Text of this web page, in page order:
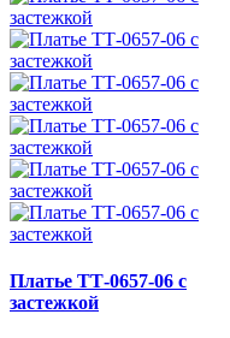
Платье ТТ-0657-06 с
застежкой